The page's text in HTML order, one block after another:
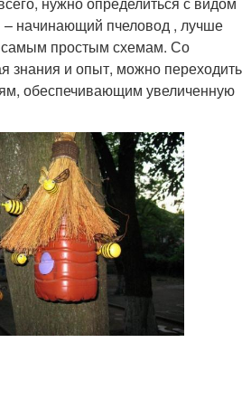
– начинающий пчеловод , лучше
самым простым схемам. Со
знания и опыт, можно переходить
обеспечивающим увеличенную